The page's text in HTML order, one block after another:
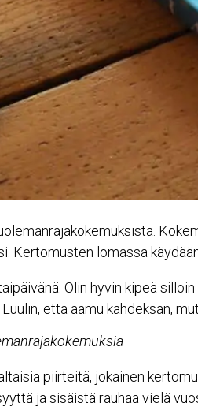
Kertomusten lomassa
Olin hyvin kipeä
että aamu kahdeksan,
piirteitä, jokainen
ja sisäistä rauhaa vielä